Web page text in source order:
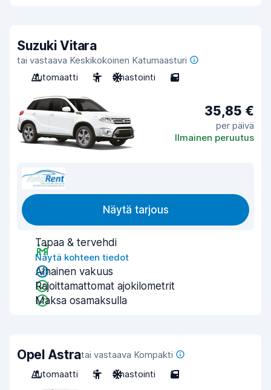
Suzuki Vitara
tai vastaava Keskikokoinen Katumaasturi
Automaatti
5 Ilmastointi 5
35,85 €
per päivä
Ilmainen peruutus
Näytä tarjous
Tapaa & tervehdi
Näytä kohteen tiedot
Alhainen vakuus
Rajoittamattomat ajokilometrit
Maksa osamaksulla
Opel Astratai vastaava Kompakti
Automaatti
5 Ilmastointi 5